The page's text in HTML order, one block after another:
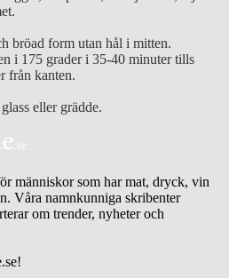
bröad form utan hål i mitten.
i 175 grader i 35-40 minuter tills
från kanten.
eller grädde.
människor som har mat, dryck, vin
Våra namnkunniga skribenter
om trender, nyheter och